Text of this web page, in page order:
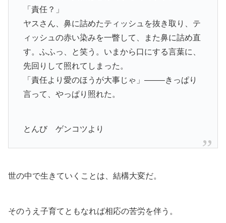
「責任？」
ヤスさん、鼻に詰めたティッシュを抜き取り、テ
ィッシュの赤い染みを一瞥して、また鼻に詰め直
す。ふふっ、と笑う。いまから口にする言葉に、
先回りして照れてしまった。
「責任より愛のほうが大事じゃ」——–きっぱり
言って、やっぱり照れた。
とんび ゲンコツより
世の中で生きていくことは、結構大変だ。
そのうえ子育てともなれば相応の苦労を伴う。